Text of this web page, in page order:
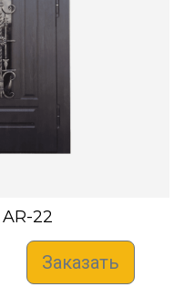
AR-22
Заказать